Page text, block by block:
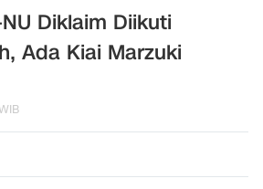
Diklaim Diikuti
Ada Kiai Marzuki